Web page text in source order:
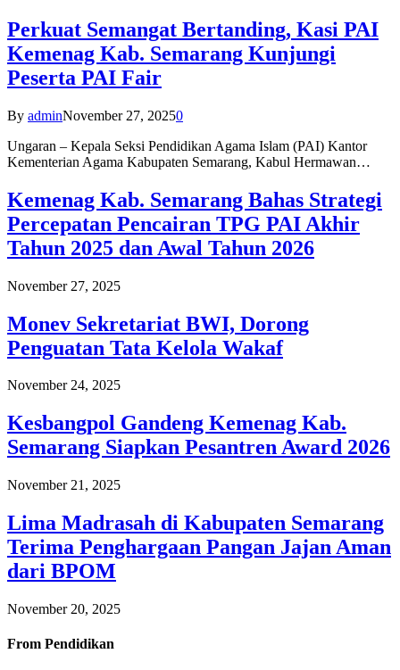
Perkuat Semangat Bertanding, Kasi PAI
Kemenag Kab. Semarang Kunjungi
Peserta PAI Fair
By adminNovember 27, 20250
Ungaran – Kepala Seksi Pendidikan Agama Islam (PAI) Kantor
Kementerian Agama Kabupaten Semarang, Kabul Hermawan…
Kemenag Kab. Semarang Bahas Strategi
Percepatan Pencairan TPG PAI Akhir
Tahun 2025 dan Awal Tahun 2026
November 27, 2025
Monev Sekretariat BWI, Dorong
Penguatan Tata Kelola Wakaf
November 24, 2025
Kesbangpol Gandeng Kemenag Kab.
Semarang Siapkan Pesantren Award 2026
November 21, 2025
Lima Madrasah di Kabupaten Semarang
Terima Penghargaan Pangan Jajan Aman
dari BPOM
November 20, 2025
From Pendidikan